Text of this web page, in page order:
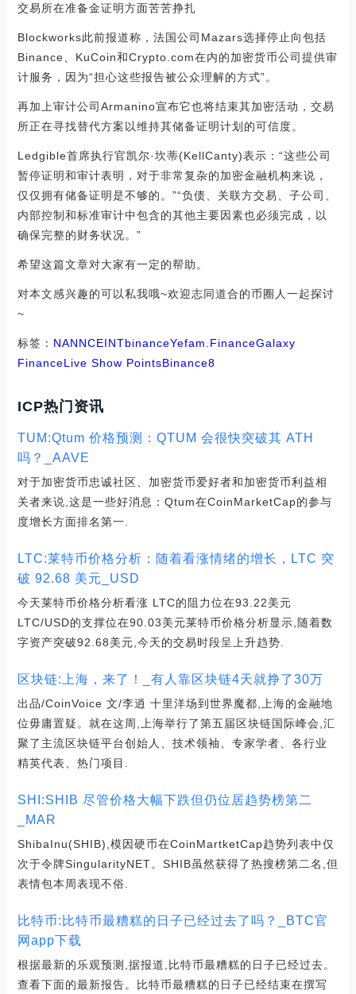
交易所在准备金证明方面苦苦挣扎
Blockworks此前报道称，法国公司Mazars选择停止向包括
Binance、KuCoin和Crypto.com在内的加密货币公司提供审
计服务，因为“担心这些报告被公众理解的方式”。
再加上审计公司Armanino宣布它也将结束其加密活动，交易
所正在寻找替代方案以维持其储备证明计划的可信度。
Ledgible首席执行官凯尔·坎蒂(KellCanty)表示：“这些公司
暂停证明和审计表明，对于非常复杂的加密金融机构来说，
仅仅拥有储备证明是不够的。”“负债、关联方交易、子公司、
内部控制和标准审计中包含的其他主要因素也必须完成，以
确保完整的财务状况。”
希望这篇文章对大家有一定的帮助。
对本文感兴趣的可以私我哦~欢迎志同道合的币圈人一起探讨
~
标签： NANNCEINTbinanceYefam.FinanceGalaxy
FinanceLive Show PointsBinance8
ICP热门资讯
TUM:Qtum 价格预测：QTUM 会很快突破其 ATH
吗？_AAVE
对于加密货币忠诚社区、加密货币爱好者和加密货币利益相
关者来说,这是一些好消息：Qtum在CoinMarketCap的参与
度增长方面排名第一.
LTC:莱特币价格分析：随着看涨情绪的增长，LTC 突
破 92.68 美元_USD
今天莱特币价格分析看涨 LTC的阻力位在93.22美元
LTC/USD的支撑位在90.03美元莱特币价格分析显示,随着数
字资产突破92.68美元,今天的交易时段呈上升趋势.
区块链:上海，来了！_有人靠区块链4天就挣了30万
出品/CoinVoice 文/李逍 十里洋场到世界魔都,上海的金融地
位毋庸置疑。就在这周,上海举行了第五届区块链国际峰会,汇
聚了主流区块链平台创始人、技术领袖、专家学者、各行业
精英代表、热门项目.
SHI:SHIB 尽管价格大幅下跌但仍位居趋势榜第二
_MAR
ShibaInu(SHIB),模因硬币在CoinMartketCap趋势列表中仅
次于令牌SingularityNET。SHIB虽然获得了热搜榜第二名,但
表情包本周表现不俗.
比特币:比特币最糟糕的日子已经过去了吗？_BTC官
网app下载
根据最新的乐观预测,据报道,比特币最糟糕的日子已经过去。
查看下面的最新报告。比特币最糟糕的日子已经结束在撰写